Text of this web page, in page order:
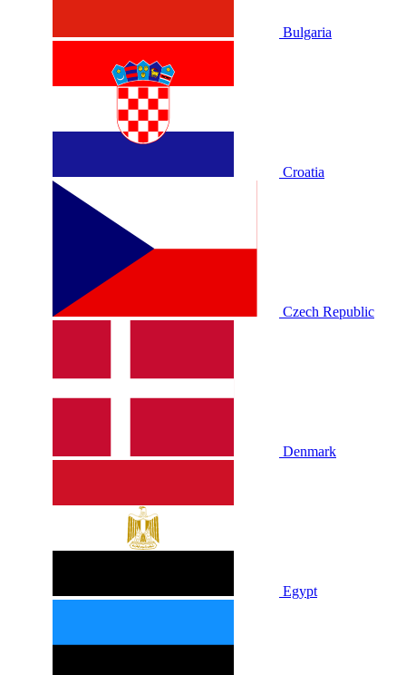
Bulgaria
Croatia
Czech Republic
Denmark
Egypt